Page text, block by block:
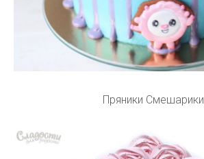
Пряники Смешарики